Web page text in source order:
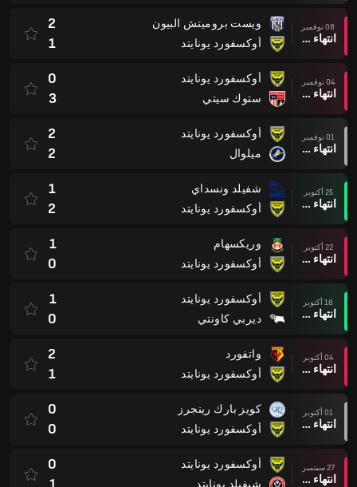
08 نوفمبر
انتهاء وقت المباراة
ويست بروميتش البيون
أوكسفورد يونايتد
2
1
04 نوفمبر
انتهاء وقت المباراة
أوكسفورد يونايتد
ستوك سيتي
0
3
01 نوفمبر
انتهاء وقت المباراة
أوكسفورد يونايتد
ميلوال
2
2
25 أكتوبر
انتهاء وقت المباراة
شفيلد ونسداي
أوكسفورد يونايتد
1
2
22 أكتوبر
انتهاء وقت المباراة
وريكسهام
أوكسفورد يونايتد
1
0
18 أكتوبر
انتهاء وقت المباراة
أوكسفورد يونايتد
ديربي كاونتي
1
0
04 أكتوبر
انتهاء وقت المباراة
واتفورد
أوكسفورد يونايتد
2
1
01 أكتوبر
انتهاء وقت المباراة
كويز بارك رينجرز
أوكسفورد يونايتد
0
0
27 سبتمبر
انتهاء وقت المباراة
أوكسفورد يونايتد
شيفيلد يونايتد
0